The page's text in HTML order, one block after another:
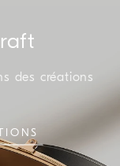
des créations